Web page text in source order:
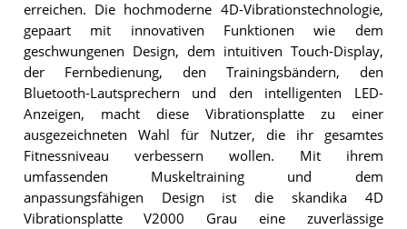
erreichen. Die hochmoderne 4D-Vibrationstechnologie,
gepaart mit innovativen Funktionen wie dem
geschwungenen Design, dem intuitiven Touch-Display,
der Fernbedienung, den Trainingsbändern, den
Bluetooth-Lautsprechern und den intelligenten LED-
Anzeigen, macht diese Vibrationsplatte zu einer
ausgezeichneten Wahl für Nutzer, die ihr gesamtes
Fitnessniveau verbessern wollen. Mit ihrem
umfassenden Muskeltraining und dem
anpassungsfähigen Design ist die skandika 4D
Vibrationsplatte V2000 Grau eine zuverlässige